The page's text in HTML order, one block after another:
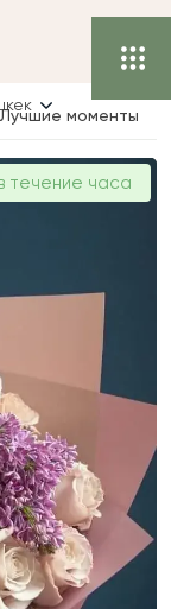
Лучшие моменты
течение часа